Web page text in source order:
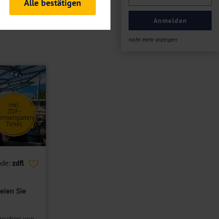
Anmelden
nicht mehr anzeigen
Inkl.
ZDF-
Ticket
zdfl
Sie
es zu einer Drittlands
Daten finden Sie in unseren
Alle bestätigen